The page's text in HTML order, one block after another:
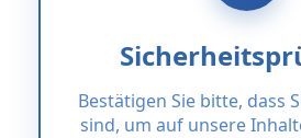
Bestätigen Sie bitte, dass
sind, um auf unsere